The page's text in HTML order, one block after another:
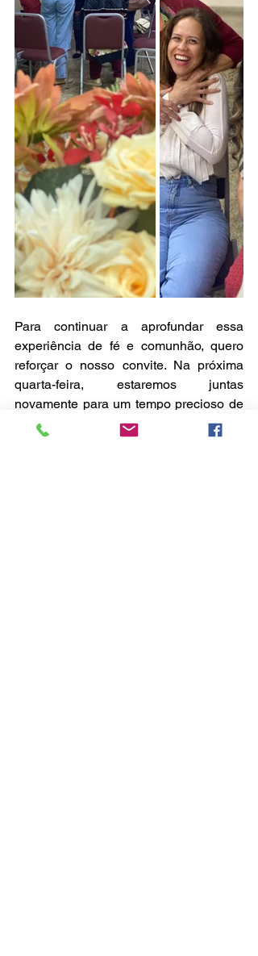
Para continuar a aprofundar essa
experiência de fé e comunhão, quero
reforçar o nosso convite. Na próxima
quarta-feira, estaremos juntas
novamente para um tempo precioso de
meditação na Palavra e de partilha.
Venha e, se sentir no coração, traga